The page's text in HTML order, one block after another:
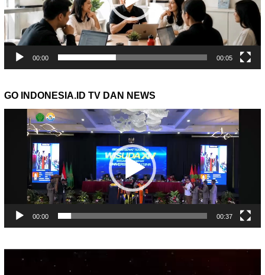
00:00 00:05
GO INDONESIA.ID TV DAN NEWS
Pemutar
00:00 00:37